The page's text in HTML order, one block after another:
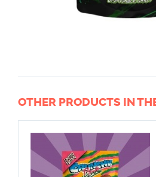
OTHER PRODUCTS IN